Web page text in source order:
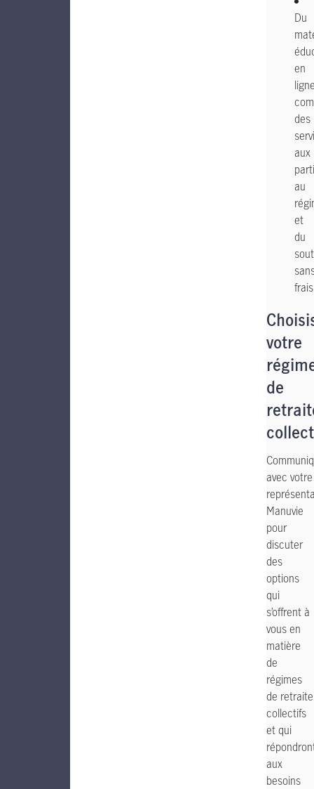
Du
en
des
aux
au
et
du
frais
votre
de
avec votre
Manuvie
pour
discuter
des
options
qui
s’offrent à
vous en
matière
de
régimes
de retraite
collectifs
et qui
aux
besoins